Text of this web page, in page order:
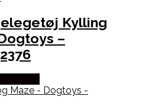
Kylling
–